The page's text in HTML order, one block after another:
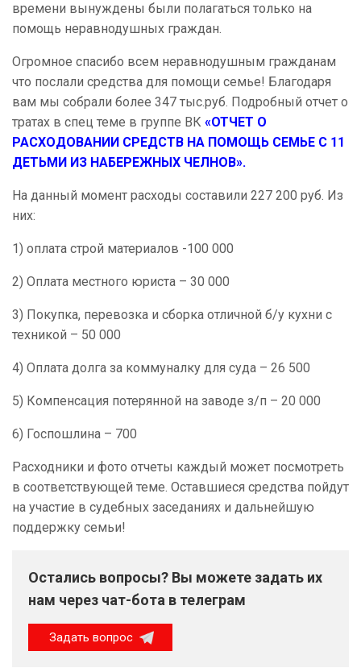
времени вынуждены были полагаться только на
помощь неравнодушных граждан.
Огромное спасибо всем неравнодушным гражданам
что послали средства для помощи семье! Благодаря
вам мы собрали более 347 тыс.руб. Подробный отчет о
тратах в спец теме в группе ВК «ОТЧЕТ О
РАСХОДОВАНИИ СРЕДСТВ НА ПОМОЩЬ СЕМЬЕ С 11
ДЕТЬМИ ИЗ НАБЕРЕЖНЫХ ЧЕЛНОВ».
На данный момент расходы составили 227 200 руб. Из
них:
1) оплата строй материалов -100 000
2) Оплата местного юриста – 30 000
3) Покупка, перевозка и сборка отличной б/у кухни с
техникой – 50 000
4) Оплата долга за коммуналку для суда – 26 500
5) Компенсация потерянной на заводе з/п – 20 000
6) Госпошлина – 700
Расходники и фото отчеты каждый может посмотреть
в соответствующей теме. Оставшиеся средства пойдут
на участие в судебных заседаниях и дальнейшую
поддержку семьи!
Остались вопросы? Вы можете задать их
нам через чат-бота в телеграм
Задать вопрос